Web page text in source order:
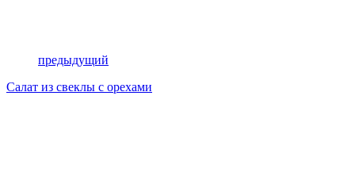
предыдущий
Салат из свеклы с орехами